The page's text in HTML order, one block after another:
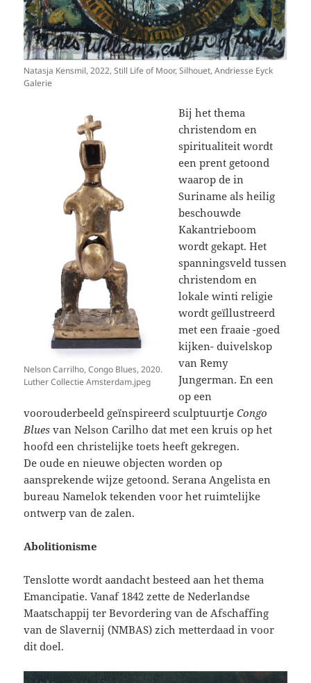
Natasja Kensmil, 2022, Still Life of Moor, Silhouet, Andriesse Eyck
Galerie
Nelson Carrilho, Congo Blues, 2020.
Luther Collectie Amsterdam.jpeg
Bij het thema
christendom en
spiritualiteit wordt
een prent getoond
waarop de in
Suriname als heilig
beschouwde
Kakantrieboom
wordt gekapt. Het
spanningsveld tussen
christendom en
lokale winti religie
wordt geïllustreerd
met een fraaie -goed
kijken- duivelskop
van Remy
Jungerman. En een
op een
voorouderbeeld geïnspireerd sculptuurtjeCongo
Bluesvan Nelson Carilho dat met een kruis op het
hoofd een christelijke toets heeft gekregen.
De oude en nieuwe objecten worden op
aansprekende wijze getoond. Serana Angelista en
bureau Namelok tekenden voor het ruimtelijke
ontwerp van de zalen.
Abolitionisme
Tenslotte wordt aandacht besteed aan het thema
Emancipatie. Vanaf 1842 zette de Nederlandse
Maatschappij ter Bevordering van de Afschaffing
van de Slavernij (NMBAS) zich metterdaad in voor
dit doel.